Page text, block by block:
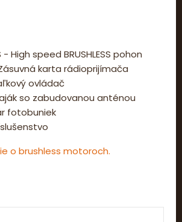
High speed BRUSHLESS pohon
karta rádioprijímača
ovládač
so zabudovanou anténou
fotobuniek
o brushless motoroch.